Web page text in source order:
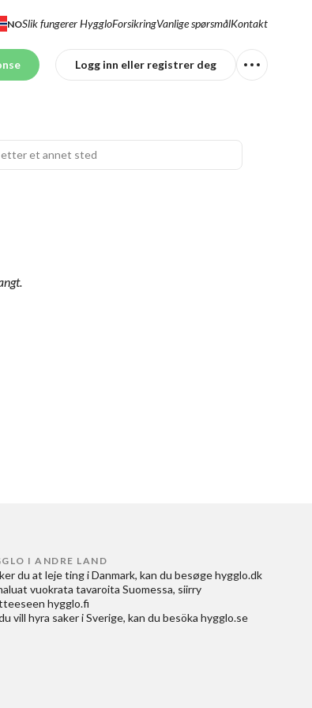
NOSlik fungerer HyggloForsikringVanlige spørsmålKontakt
Logg inn eller registrer deg
I ANDRE LAND
du at leje ting i Danmark, kan du besøge hygglo.dk
vuokrata tavaroita Suomessa, siirry
hygglo.fi
vill hyra saker i Sverige, kan du besöka hygglo.se